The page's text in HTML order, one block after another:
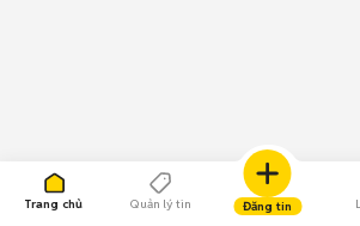
Trang chủ Quản lý tin Đăng tin